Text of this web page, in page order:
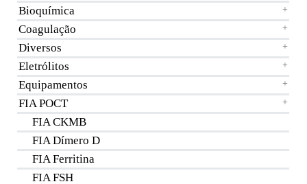
Bioquímica +
Coagulação +
Diversos +
Eletrólitos +
Equipamentos +
FIA POCT +
FIA CKMB
FIA Dímero D
FIA Ferritina
FIA FSH